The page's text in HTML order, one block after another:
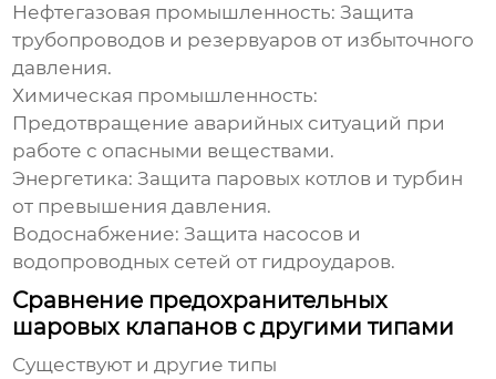
Нефтегазовая промышленность: Защита
трубопроводов и резервуаров от избыточного
давления.
Химическая промышленность:
Предотвращение аварийных ситуаций при
работе с опасными веществами.
Энергетика: Защита паровых котлов и турбин
от превышения давления.
Водоснабжение: Защита насосов и
водопроводных сетей от гидроударов.
Сравнение предохранительных
шаровых клапанов с другими типами
Существуют и другие типы